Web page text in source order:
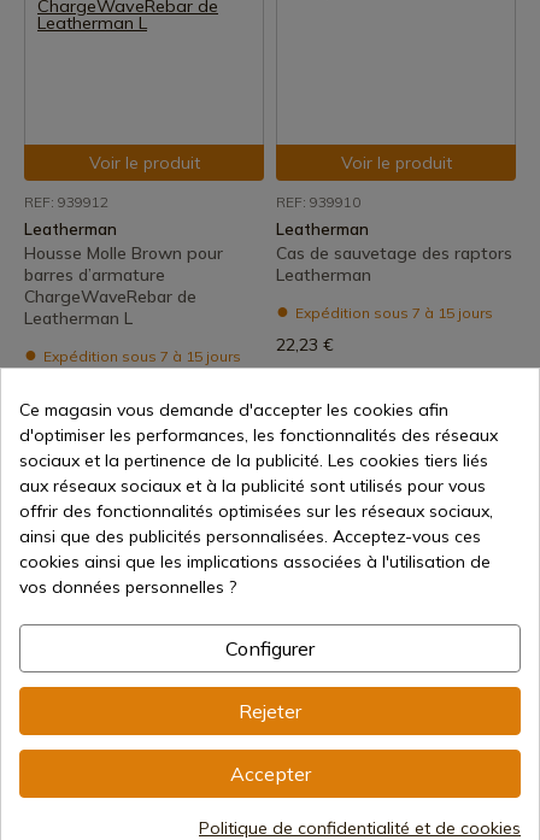
Voir le produit
REF: 939912
Leatherman
Housse Molle Brown pour
barres d’armature
ChargeWaveRebar de
Leatherman L
Expédition sous 7 à 15 jours
Voir le produit
REF: 939910
Leatherman
Cas de sauvetage des raptors
Leatherman
Expédition sous 7 à 15 jours
22,23 €
Leatherman
Expédition sous 7 à 15 jours
27,79 €
Ce magasin vous demande d'accepter les cookies afin
d'optimiser les performances, les fonctionnalités des réseaux
sociaux et la pertinence de la publicité. Les cookies tiers liés
aux réseaux sociaux et à la publicité sont utilisés pour vous
offrir des fonctionnalités optimisées sur les réseaux sociaux,
ainsi que des publicités personnalisées. Acceptez-vous ces
cookies ainsi que les implications associées à l'utilisation de
vos données personnelles ?
Configurer
Rejeter
Accepter
Politique de confidentialité et de cookies